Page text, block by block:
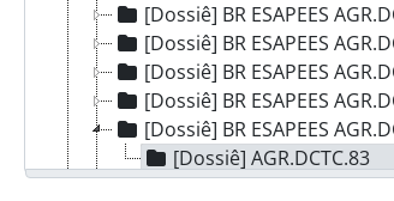
[Dossiê] BR ESAPEES
[Dossiê] BR ESAPEES
[Dossiê] BR ESAPEES
[Dossiê] BR ESAPEES
[Dossiê] BR ESAPEES AGR.DCTC.83
[Dossiê] AGR.DCTC.83
[Dossiê] BR ESAPEES AGR.DCTC.84